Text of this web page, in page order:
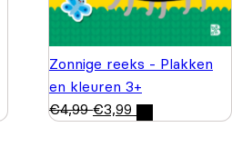
Zonnige reeks - Plakken
en kleuren 3+
€4,99 €3,99